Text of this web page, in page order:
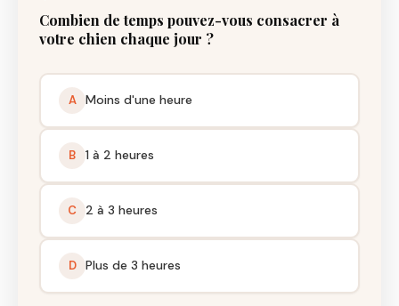
Combien de temps pouvez-vous consacrer à
votre chien chaque jour ?
A Moins d'une heure
B 1 à 2 heures
C 2 à 3 heures
D Plus de 3 heures